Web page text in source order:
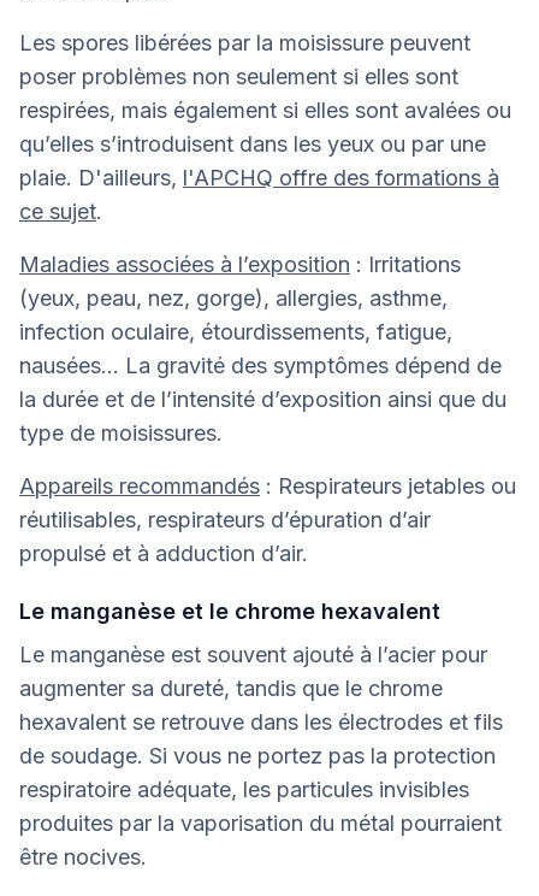
Les spores libérées par la moisissure peuvent
poser problèmes non seulement si elles sont
respirées, mais également si elles sont avalées ou
qu’elles s’introduisent dans les yeux ou par une
plaie. D'ailleurs, l'APCHQ offre des formations à
ce sujet.
Maladies associées à l’exposition : Irritations
(yeux, peau, nez, gorge), allergies, asthme,
infection oculaire, étourdissements, fatigue,
nausées… La gravité des symptômes dépend de
la durée et de l’intensité d’exposition ainsi que du
type de moisissures.
Appareils recommandés : Respirateurs jetables ou
réutilisables, respirateurs d’épuration d’air
propulsé et à adduction d’air.
Le manganèse et le chrome hexavalent
Le manganèse est souvent ajouté à l’acier pour
augmenter sa dureté, tandis que le chrome
hexavalent se retrouve dans les électrodes et fils
de soudage. Si vous ne portez pas la protection
respiratoire adéquate, les particules invisibles
produites par la vaporisation du métal pourraient
être nocives.